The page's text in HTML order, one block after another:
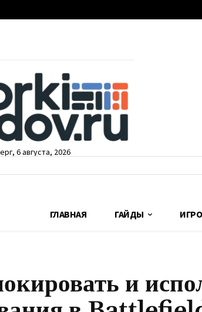
6 августа, 2026
ГЛАВНАЯ ГАЙДЫ
и